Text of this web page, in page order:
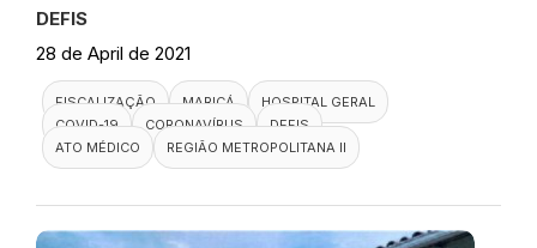
DEFIS
28 de April de 2021
FISCALIZAÇÃO MARICÁ
HOSPITAL GERAL
COVID-19
CORONAVÍRUS
DEFIS
ATO MÉDICO
REGIÃO METROPOLITANA II